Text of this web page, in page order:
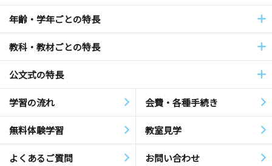
年齢・学年ごとの特長
教科・教材ごとの特長
公文式の特長
学習の流れ 会費・各種手続き
無料体験学習 教室見学
よくあるご質問 お問い合わせ